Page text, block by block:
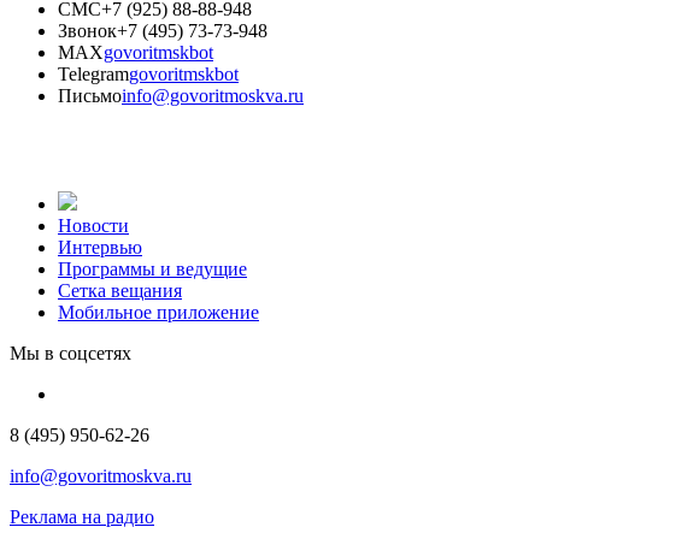
СМС+7 (925) 88-88-948
Звонок+7 (495) 73-73-948
MAXgovoritmskbot
Telegramgovoritmskbot
Письмоinfo@govoritmoskva.ru
Новости
Интервью
Программы и ведущие
Сетка вещания
Мобильное приложение
Мы в соцсетях
8 (495) 950-62-26
info@govoritmoskva.ru
Реклама на радио